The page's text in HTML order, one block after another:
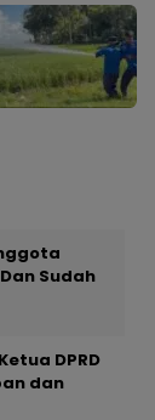
Sudah
DPRD
dan